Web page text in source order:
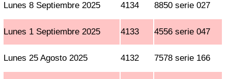
Lunes 8 Septiembre 2025 4134 8850 serie 027
Lunes 1 Septiembre 2025 4133 4556 serie 047
Lunes 25 Agosto 2025 4132 7578 serie 166